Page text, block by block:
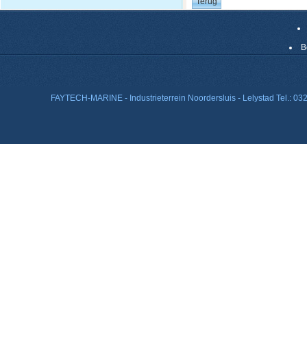
FAYTECH-MARINE - Industrieterrein Noordersluis - Lelystad Tel.: